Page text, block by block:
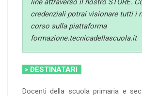
line attraverso il nostro STORE.
credenziali potrai visionare tutti i
corso sulla piattaforma
formazione.tecnicadellascuola.it
> DESTINATARI
Docenti della scuola primaria e